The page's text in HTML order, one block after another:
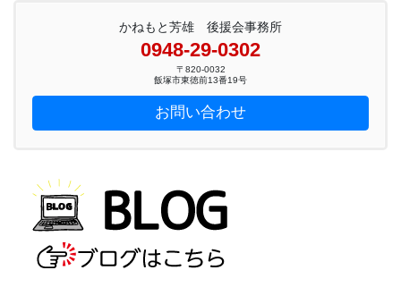
かねもと芳雄 後援会事務所
0948-29-0302
〒820-0032
飯塚市東徳前13番19号
お問い合わせ